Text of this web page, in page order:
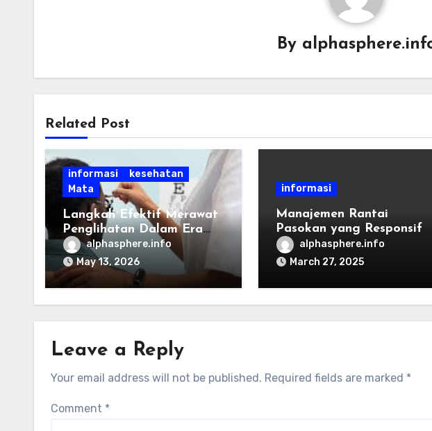
By
Related Post
informasi
kesehatan
Mata
Langkah Efektif Merawat
Penglihatan Dalam Era
Digitalalphasphere.info
May 13, 2026
informasi
Manajemen Rantai
Pasokan yang Responsif
untuk Alat Kesehatan
alphasphere.info
March 27, 2025
Leave a Reply
Your email address will not be published. Required fields are marked *
Comment *